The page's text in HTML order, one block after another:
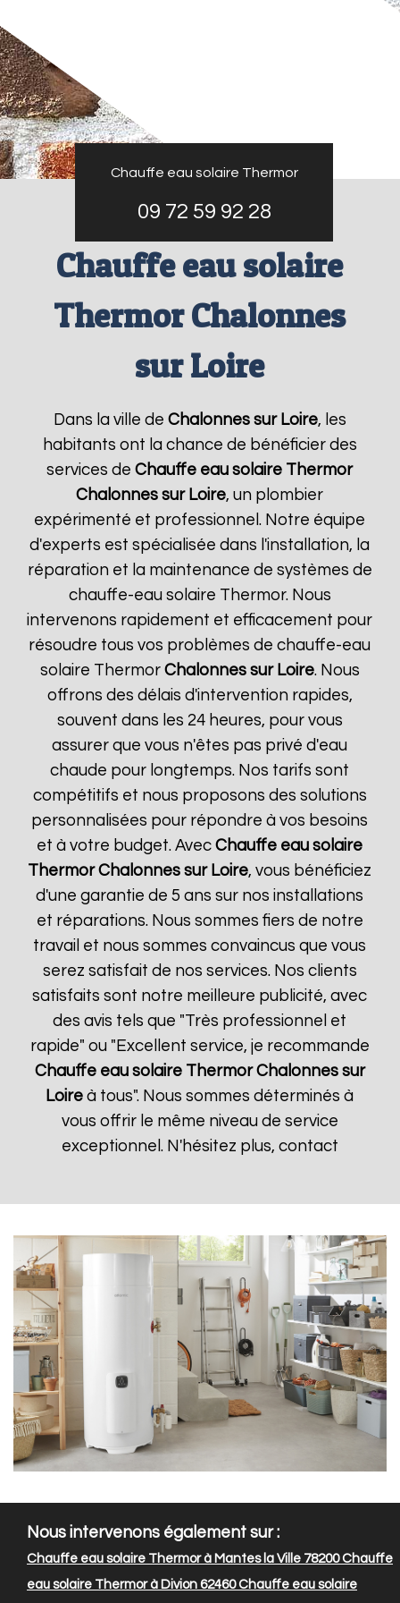
Chauffe eau solaire Thermor
09 72 59 92 28
Chauffe eau solaire
Thermor Chalonnes
sur Loire
Dans la ville de Chalonnes sur Loire, les
habitants ont la chance de bénéficier des
services deChauffe eau solaire Thermor
Chalonnes sur Loire, un plombier
expérimenté et professionnel. Notre équipe
d'experts est spécialisée dans l'installation, la
réparation et la maintenance de systèmes de
chauffe-eau solaire Thermor. Nous
intervenons rapidement et efficacement pour
résoudre tous vos problèmes de chauffe-eau
solaire Thermor Chalonnes sur Loire. Nous
offrons des délais d'intervention rapides,
souvent dans les 24 heures, pour vous
assurer que vous n'êtes pas privé d'eau
chaude pour longtemps. Nos tarifs sont
compétitifs et nous proposons des solutions
personnalisées pour répondre à vos besoins
et à votre budget. AvecChauffe eau solaire
Thermor Chalonnes sur Loire, vous bénéficiez
d'une garantie de 5 ans sur nos installations
et réparations. Nous sommes fiers de notre
travail et nous sommes convaincus que vous
serez satisfait de nos services. Nos clients
satisfaits sont notre meilleure publicité, avec
des avis tels que "Très professionnel et
rapide" ou "Excellent service, je recommande
Chauffe eau solaire Thermor Chalonnes sur
Loire à tous". Nous sommes déterminés à
vous offrir le même niveau de service
exceptionnel. N'hésitez plus, contact
Nous intervenons également sur :
Chauffe eau solaire Thermor à Mantes la Ville 78200Chauffe
eau solaire Thermor à Divion 62460Chauffe eau solaire